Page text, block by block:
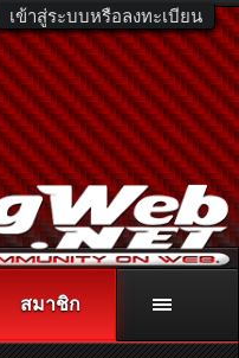
เข้าสู่ระบบหรือลงทะเบียน
หรือโทร. 081-811-1138
มเติม คลิกที่นี่
สมาชิก